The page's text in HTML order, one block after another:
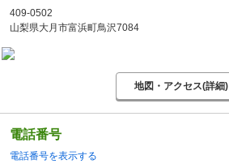
409-0502
山梨県大月市富浜町鳥沢7084
地図・アクセス(詳細)
電話番号
電話番号を表示する